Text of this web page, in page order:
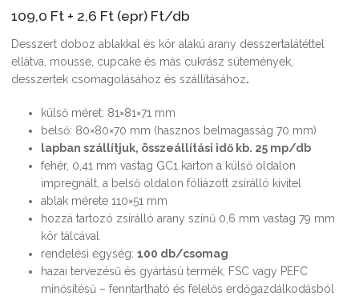
SOHA – könyv a
gyermekbántalmazásról
109,0 Ft + 2,6 Ft (epr) Ft/db
Desszert doboz ablakkal és kör alakú arany desszertalátéttel
ellátva, mousse, cupcake és más cukrász sütemények,
desszertek csomagolásához és szállításához.
külső méret: 81×81×71 mm
belső: 80×80×70 mm (hasznos belmagasság 70 mm)
lapban szállítjuk, összeállítási idő kb. 25 mp/db
fehér, 0,41 mm vastag GC1 karton a külső oldalon
impregnált, a belső oldalon fóliázott zsírálló kivitel
ablak mérete 110×51 mm
hozzá tartozó zsírálló arany színű 0,6 mm vastag 79 mm
kör tálcával
rendelési egység: 100 db/csomag
hazai tervezésű és gyártású termék, FSC vagy PEFC
minősítésű – fenntartható és felelős erdőgazdálkodásból